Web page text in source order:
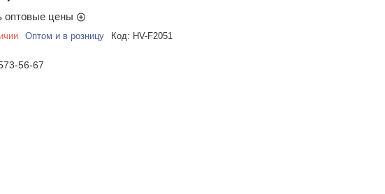
оптовые цены
Оптом и в розницу Код: HV-F2051
56-67